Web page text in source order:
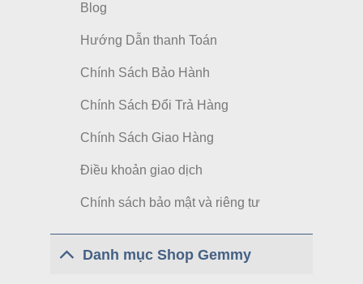
Blog
Hướng Dẫn thanh Toán
Chính Sách Bảo Hành
Chính Sách Đổi Trả Hàng
Chính Sách Giao Hàng
Điều khoản giao dịch
Chính sách bảo mật và riêng tư
Danh mục Shop Gemmy